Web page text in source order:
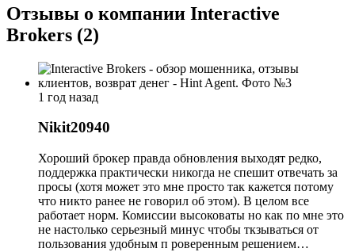
Отзывы о компании Interactive
Brokers (2)
1 год назад
Nikit20940
Хороший брокер правда обновления выходят редко,
поддержка практически никогда не спешит отвечать за
просы (хотя может это мне просто так кажется потому
что никто ранее не говорил об этом). В целом все
работает норм. Комиссии высоковаты но как по мне это
не настолько серьезный минус чтобы ткзываться от
пользования удобным п роверенным решением…